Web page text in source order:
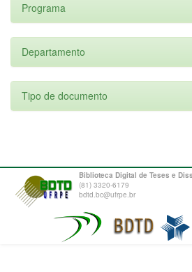
Programa
Departamento
Tipo de documento
Biblioteca Digital de Teses e
(81) 3320-6179
bdtd.bc@ufrpe.br